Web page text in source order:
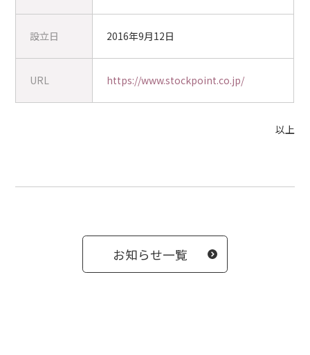
設立日 2016年9月12日
URL https://www.stockpoint.co.jp/
以上
お知らせ一覧